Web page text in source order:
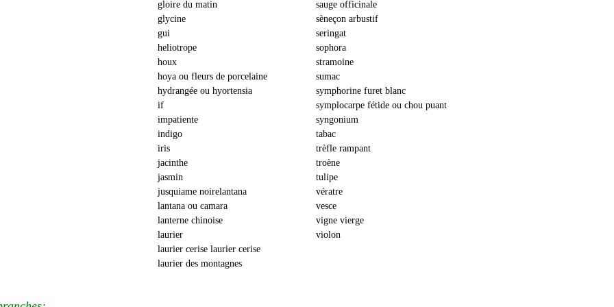
gloire du matin
glycine
gui
heliotrope
houx
hoya ou fleurs de porcelaine
hydrangée ou hyortensia
if
impatiente
indigo
iris
jacinthe
jasmin
jusquiame noirelantana
lantana ou camara
lanterne chinoise
laurier
laurier cerise laurier cerise
laurier des montagnes
sauge officinale
sèneçon arbustif
seringat
sophora
stramoine
sumac
symphorine furet blanc
symplocarpe fétide ou chou puant
syngonium
tabac
trèfle rampant
troène
tulipe
vératre
vesce
vigne vierge
violon